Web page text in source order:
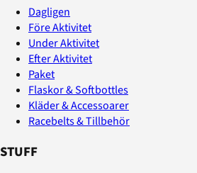
Dagligen
Före Aktivitet
Under Aktivitet
Efter Aktivitet
Paket
Flaskor & Softbottles
Kläder & Accessoarer
Racebelts & Tillbehör
STUFF